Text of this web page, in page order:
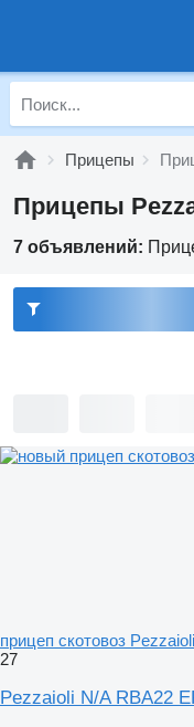
Прицепы
Прицепы
7 объявлений:
прицеп скотовоз
27
Pezzaioli N/A RBA22